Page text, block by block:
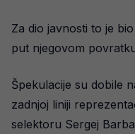
Za dio javnosti to je
put njegovom
Špekulacije su dobile
zadnjoj liniji
selektoru Sergej